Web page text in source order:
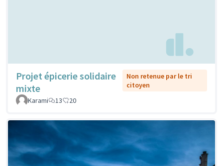
Projet épicerie solidaire
mixte
Non retenue par le tri
citoyen
Karami
13 20